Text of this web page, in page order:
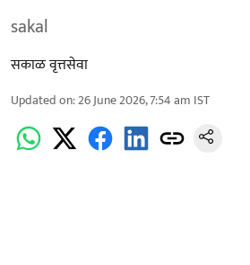
sakal
सकाळ वृत्तसेवा
Updated on:26 June 2026, 7:54 am IST